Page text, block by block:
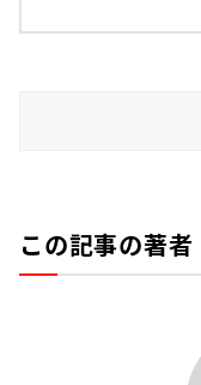
この記事の著者